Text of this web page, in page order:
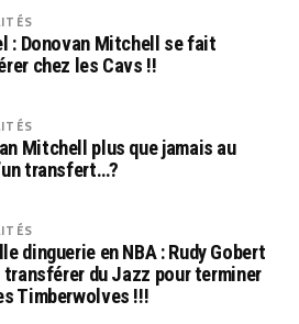
: Donovan Mitchell se fait
chez les Cavs !!
Mitchell plus que jamais au
transfert…?
dinguerie en NBA : Rudy Gobert
du Jazz pour terminer
Timberwolves !!!